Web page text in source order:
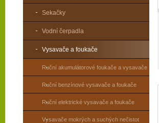
Sekačky
Vodní čerpadla
Vysavače a foukače
Ruční akumulátorové foukače a vysavače
Ruční benzínové vysavače a foukače
Ruční elektrické vysavače a foukače
Vysavače mokrých a suchých nečistot